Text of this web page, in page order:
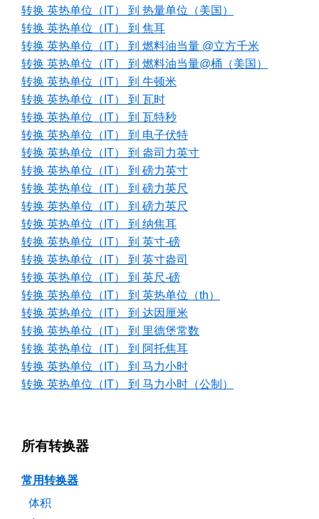
转换 英热单位（IT） 到 热量单位（美国）
转换 英热单位（IT） 到 焦耳
转换 英热单位（IT） 到 燃料油当量 @立方千米
转换 英热单位（IT） 到 燃料油当量@桶（美国）
转换 英热单位（IT） 到 牛顿米
转换 英热单位（IT） 到 瓦时
转换 英热单位（IT） 到 瓦特秒
转换 英热单位（IT） 到 电子伏特
转换 英热单位（IT） 到 盎司力英寸
转换 英热单位（IT） 到 磅力英寸
转换 英热单位（IT） 到 磅力英尺
转换 英热单位（IT） 到 磅力英尺
转换 英热单位（IT） 到 纳焦耳
转换 英热单位（IT） 到 英寸-磅
转换 英热单位（IT） 到 英寸盎司
转换 英热单位（IT） 到 英尺-磅
转换 英热单位（IT） 到 英热单位（th）
转换 英热单位（IT） 到 达因厘米
转换 英热单位（IT） 到 里德堡常数
转换 英热单位（IT） 到 阿托焦耳
转换 英热单位（IT） 到 马力小时
转换 英热单位（IT） 到 马力小时（公制）
所有转换器
常用转换器
体积